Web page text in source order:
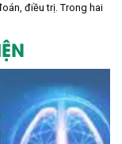
điều trị. Trong hai